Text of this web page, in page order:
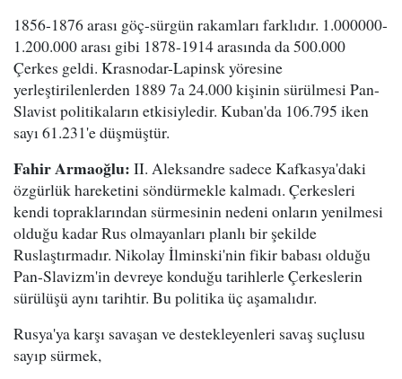
1856-1876 arası göç-sürgün rakamları farklıdır. 1.000000-
1.200.000 arası gibi 1878-1914 arasında da 500.000
Çerkes geldi. Krasnodar-Lapinsk yöresine
yerleştirilenlerden 1889 7a 24.000 kişinin sürülmesi Pan-
Slavist politikaların etkisiyledir. Kuban'da 106.795 iken
sayı 61.231'e düşmüştür.
Fahir Armaoğlu: II. Aleksandre sadece Kafkasya'daki
özgürlük hareketini söndürmekle kalmadı. Çerkesleri
kendi topraklarından sürmesinin nedeni onların yenilmesi
olduğu kadar Rus olmayanları planlı bir şekilde
Ruslaştırmadır. Nikolay İlminski'nin fikir babası olduğu
Pan-Slavizm'in devreye konduğu tarihlerle Çerkeslerin
sürülüşü aynı tarihtir. Bu politika üç aşamalıdır.
Rusya'ya karşı savaşan ve destekleyenleri savaş suçlusu
sayıp sürmek,